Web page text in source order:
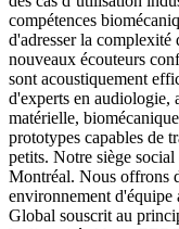
compétences
d'adresser la
nouveaux écouteurs
sont acoustiquement
d'experts en audiologie,
matérielle,
prototypes capables de
petits. Notre siège
Montréal. Nous offrons
environnement
Global souscrit au